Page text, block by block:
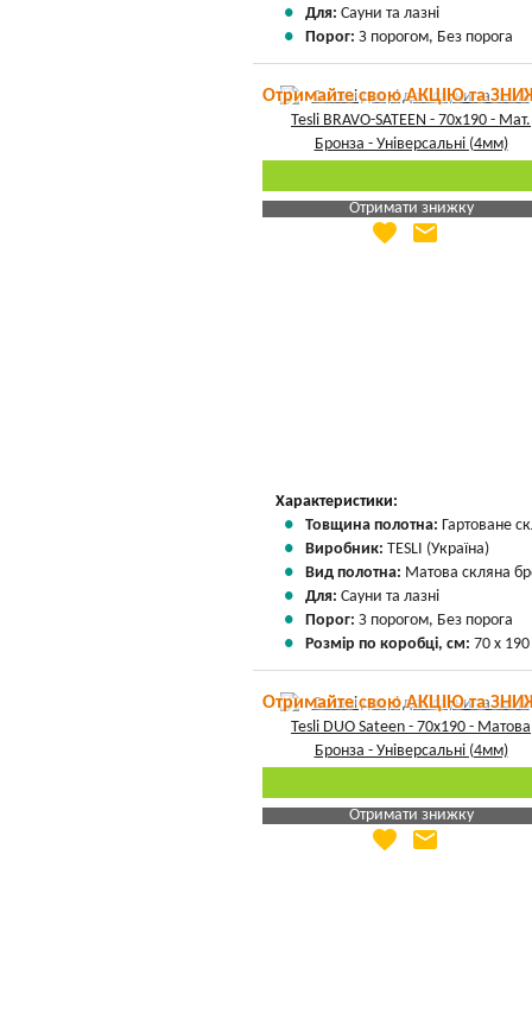
Для: Сауни та лазні
Порог: З порогом, Без порога
Отримайте свою АКЦІЮ та
Отримати знижку
Яка Ваша ціна
favorite email
Характеристики:
Товщина полотна: Гартоване
Виробник: TESLI (Україна)
Вид полотна: Матова скляна
Для: Сауни та лазні
Порог: З порогом, Без порога
Розмір по коробці, см: 70 х 190
Отримайте свою АКЦІЮ та
Отримати знижку
Яка Ваша ціна
favorite email